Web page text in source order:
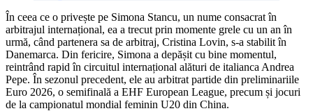
În ceea ce o privește pe Simona Stancu, un nume consacrat în
arbitrajul internațional, ea a trecut prin momente grele cu un an în
urmă, când partenera sa de arbitraj, Cristina Lovin, s-a stabilit în
Danemarca. Din fericire, Simona a depășit cu bine momentul,
reintrând rapid în circuitul internațional alături de italianca Andrea
Pepe. În sezonul precedent, ele au arbitrat partide din preliminariile
Euro 2026, o semifinală a EHF European League, precum și jocuri
de la campionatul mondial feminin U20 din China.